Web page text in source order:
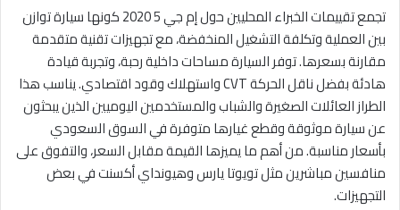
تجمع تقييمات الخبراء المحليين حول إم جي 5 2020 كونها سيارة توازن
بين العملية وتكلفة التشغيل المنخفضة، مع تجهيزات تقنية متقدمة
مقارنة بسعرها. توفر السيارة مساحات داخلية رحبة، وتجربة قيادة
هادئة بفضل ناقل الحركة CVT واستهلاك وقود اقتصادي. يناسب هذا
الطراز العائلات الصغيرة والشباب والمستخدمين اليوميين الذين يبحثون
عن سيارة موثوقة وقطع غيارها متوفرة في السوق السعودي
بأسعار مناسبة. من أهم ما يميزها القيمة مقابل السعر، والتفوق على
منافسين مباشرين مثل تويوتا يارس وهيونداي أكسنت في بعض
التجهيزات.